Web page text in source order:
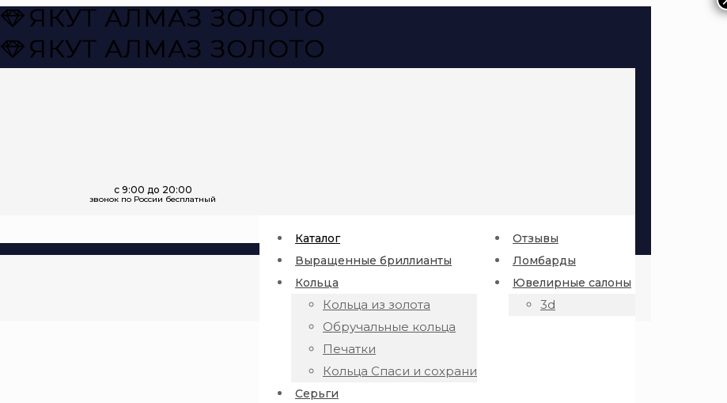
Каталог
Выращенные бриллианты
Кольца
Кольца из золота
Обручальные кольца
Печатки
Кольца Спаси и сохрани
Серьги
Отзывы
Ломбарды
Ювелирные салоны
3d